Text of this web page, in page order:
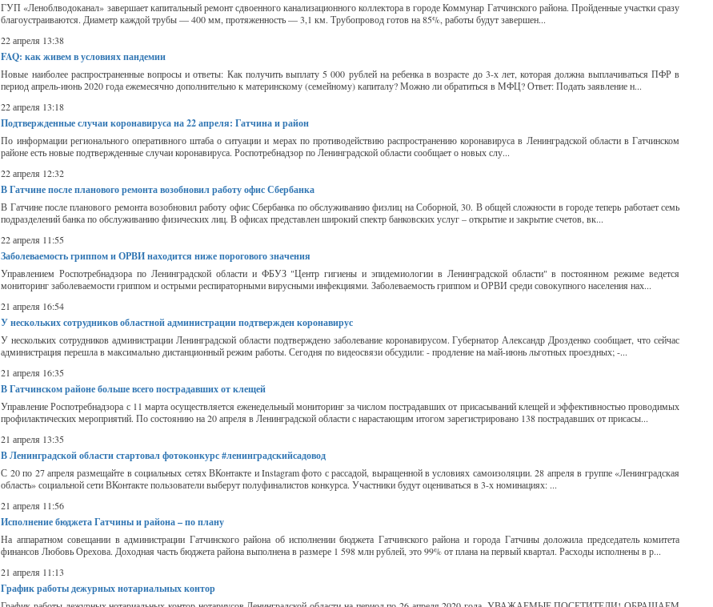
ГУП «Леноблводоканал» завершает капитальный ремонт сдвоенного канализационного коллектора в городе Коммунар Гатчинского района. Пройденные участки сразу
благоустраиваются. Диаметр каждой трубы — 400 мм, протяженность — 3,1 км. Трубопровод готов на 85%, работы будут завершен...
22 апреля 13:38
FAQ: как живем в условиях пандемии
Новые наиболее распространенные вопросы и ответы: Как получить выплату 5 000 рублей на ребенка в возрасте до 3-х лет, которая должна выплачиваться ПФР в
период апрель-июнь 2020 года ежемесячно дополнительно к материнскому (семейному) капиталу? Можно ли обратиться в МФЦ? Ответ: Подать заявление н...
22 апреля 13:18
Подтвержденные случаи коронавируса на 22 апреля: Гатчина и район
По информации регионального оперативного штаба о ситуации и мерах по противодействию распространению коронавируса в Ленинградской области в Гатчинском
районе есть новые подтвержденные случаи коронавируса. Роспотребнадзор по Ленинградской области сообщает о новых слу...
22 апреля 12:32
В Гатчине после планового ремонта возобновил работу офис Сбербанка
В Гатчине после планового ремонта возобновил работу офис Сбербанка по обслуживанию физлиц на Соборной, 30. В общей сложности в городе теперь работает семь
подразделений банка по обслуживанию физических лиц. В офисах представлен широкий спектр банковских услуг – открытие и закрытие счетов, вк...
22 апреля 11:55
Заболеваемость гриппом и ОРВИ находится ниже порогового значения
Управлением Роспотребнадзора по Ленинградской области и ФБУЗ "Центр гигиены и эпидемиологии в Ленинградской области" в постоянном режиме ведется
мониторинг заболеваемости гриппом и острыми респираторными вирусными инфекциями. Заболеваемость гриппом и ОРВИ среди совокупного населения нах...
21 апреля 16:54
У нескольких сотрудников областной администрации подтвержден коронавирус
У нескольких сотрудников администрации Ленинградской области подтверждено заболевание коронавирусом. Губернатор Александр Дрозденко сообщает, что сейчас
администрация перешла в максимально дистанционный режим работы. Сегодня по видеосвязи обсудили: - продление на май-июнь льготных проездных; -...
21 апреля 16:35
В Гатчинском районе больше всего пострадавших от клещей
Управление Роспотребнадзора с 11 марта осуществляется еженедельный мониторинг за числом пострадавших от присасываний клещей и эффективностью проводимых
профилактических мероприятий. По состоянию на 20 апреля в Ленинградской области с нарастающим итогом зарегистрировано 138 пострадавших от присасы...
21 апреля 13:35
В Ленинградской области стартовал фотоконкурс #ленинградскийсадовод
С 20 по 27 апреля размещайте в социальных сетях ВКонтакте и Instagram фото с рассадой, выращенной в условиях самоизоляции. 28 апреля в группе «Ленинградская
область» социальной сети ВКонтакте пользователи выберут полуфиналистов конкурса. Участники будут оцениваться в 3-х номинациях: ...
21 апреля 11:56
Исполнение бюджета Гатчины и района – по плану
На аппаратном совещании в администрации Гатчинского района об исполнении бюджета Гатчинского района и города Гатчины доложила председатель комитета
финансов Любовь Орехова. Доходная часть бюджета района выполнена в размере 1 598 млн рублей, это 99% от плана на первый квартал. Расходы исполнены в р...
21 апреля 11:13
График работы дежурных нотариальных контор